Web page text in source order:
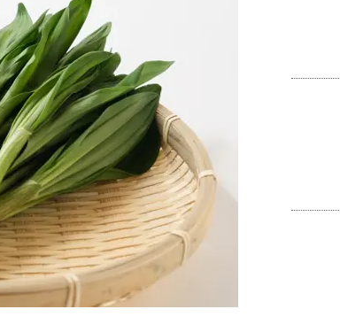
青空レストラン
報！満天 青空レストラン
レストラン